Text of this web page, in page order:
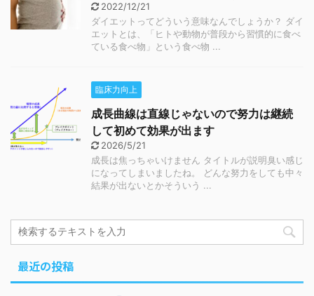
2022/12/21
ダイエットってどういう意味なんでしょうか？ ダイ
エットとは、「ヒトや動物が普段から習慣的に食べ
ている食べ物」という食べ物 ...
臨床力向上
成長曲線は直線じゃないので努力は継続
して初めて効果が出ます
2026/5/21
成長は焦っちゃいけません タイトルが説明臭い感じ
になってしまいましたね。 どんな努力をしても中々
結果が出ないとかそういう ...
最近の投稿